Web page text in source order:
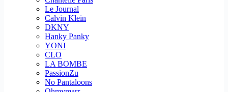
Le Journal
Calvin Klein
DKNY
Hanky Panky
YONI
CLO
LA BOMBE
PassionZu
No Pantaloons